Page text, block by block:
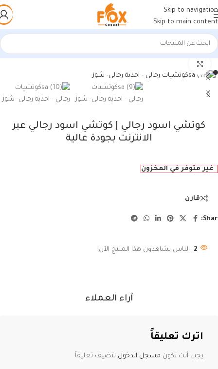
Skip to navigation
Skip to main content
الرئيسية/أحذية رجالي/كوتشي رجالي
كوتشي اسود رجالي | كوتشي اسود رجالي عبر
الانترنت بجودة عالية
غير متوفر في المخزون
قارن
2 الناس يشاهدون هذا المنتج الآن!
آراء العملاء
اترك تعليقاً
يجب أنت تكون مسجل الدخول لتضيف تعليقاً.